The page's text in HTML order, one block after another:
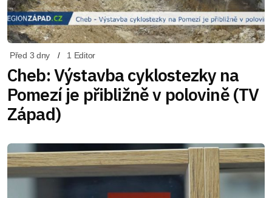
Před 3 dny 1 Editor
Cheb: Výstavba cyklostezky na
Pomezí je přibližně v polovině (TV
Západ)